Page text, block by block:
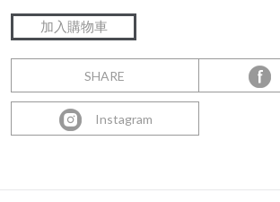
SHARE
Instagram